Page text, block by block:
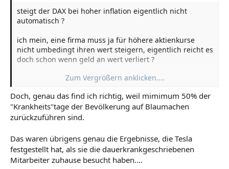
steigt der DAX bei hoher inflation eigentlich nicht
automatisch ?
ich mein, eine firma muss ja für höhere aktienkurse
nicht umbedingt ihren wert steigern, eigentlich reicht es
doch schon wenn geld an wert verliert ?
oh, und neues von der arbeitgeber front:
tolle idee !!!
nachdem sich die leute schon halbtot zur arbeit
geschleppt haben, bloß um ihre 300 euro "gesundsein"
Zum Vergrößern anklicken....
Doch, genau das find ich richtig, weil mimimum 50% der
"Krankheits"tage der Bevölkerung auf Blaumachen
zurückzuführen sind.
Das waren übrigens genau die Ergebnisse, die Tesla
festgestellt hat, als sie die dauerkrankgeschriebenen
Mitarbeiter zuhause besucht haben....